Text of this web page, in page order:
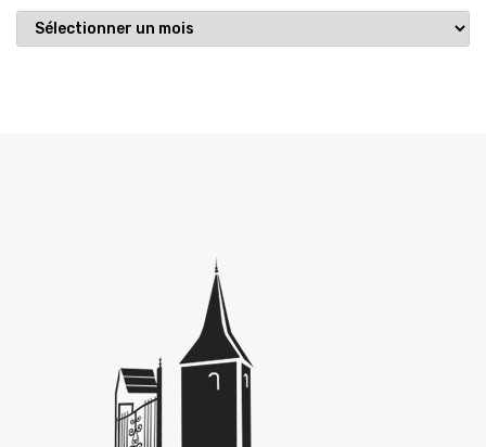
Publications
archivées